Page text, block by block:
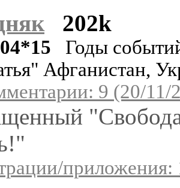
202k
Годы
Афганистан,
9 (20/11/
приложения: